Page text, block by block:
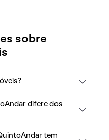
sobre
difere dos
tem